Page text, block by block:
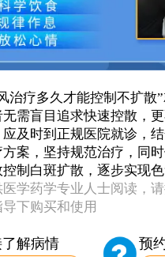
疗多久才能控制不扩散”
需盲目追求快速控散，更
应及时到正规医院就诊，
案，坚持规范治疗，同
制白斑扩散，逐步实现色
学药学专业人士阅读，
下购买和使用
解病情 预